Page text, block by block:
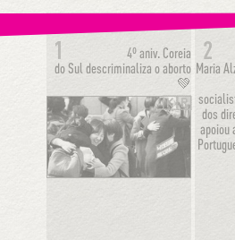
1 4º aniv. Coreia
do Sul descriminaliza o aborto
💚
🇰🇷
2
Maria
dos
apoiou